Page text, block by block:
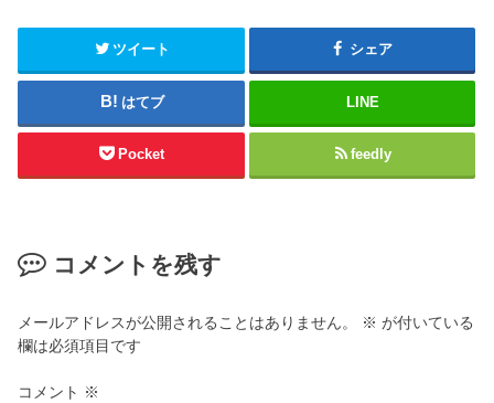
ツイート シェア
はてブ LINE
Pocket feedly
コメントを残す
メールアドレスが公開されることはありません。 ※ が付いている
欄は必須項目です
コメント ※